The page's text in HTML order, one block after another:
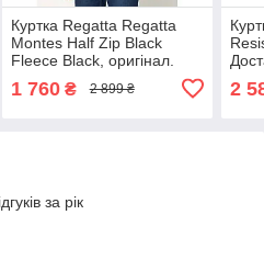
Куртка Regatta Regatta
Montes Half Zip Black
Fleece Black, оригінал.
протягом 14 днів
1 760₴ 2 899 ₴ 2
за рік